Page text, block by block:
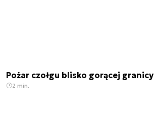
Pożar czołgu blisko gorącej granicy
2 min.